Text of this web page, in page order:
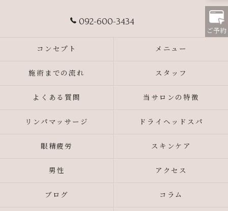
092-600-3434
ご予約
コンセプト メニュー
施術までの流れ スタッフ
よくある質問 当サロンの特徴
リンパマッサージ ドライヘッドスパ
眼精疲労 スキンケア
男性 アクセス
ブログ コラム